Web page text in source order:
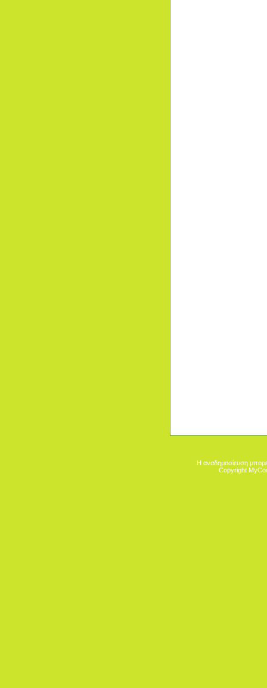
Η αναδημοσίευση
Copyright